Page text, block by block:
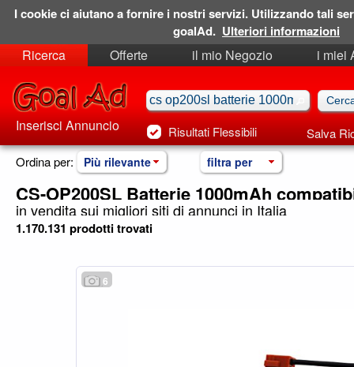
Ricerca Offerte il mio Negozio
i miei
Risultati Flessibili Salva
Inserisci Annuncio
Ordina per: Più rilevante filtra per
CS-OP200SL Batterie 1000mAh
in vendita sui migliori siti di annunci in Italia
1.170.131 prodotti trovati
6
I cookie ci aiutano a fornire i nostri servizi. Utilizzando tali
goalAd. Ulteriori informazioni